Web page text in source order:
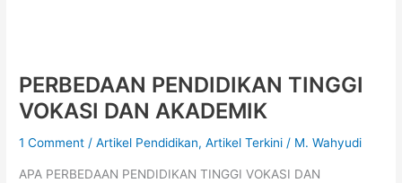
PERBEDAAN PENDIDIKAN TINGGI
VOKASI DAN AKADEMIK
1 Comment /Artikel Pendidikan,Artikel Terkini / M. Wahyudi
APA PERBEDAAN PENDIDIKAN TINGGI VOKASI DAN
TINGGI
VOKASI
DAN
AKADEMIK